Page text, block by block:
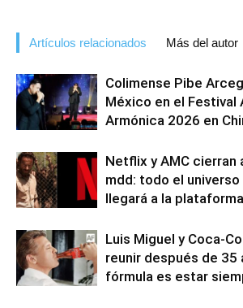
Artículos relacionados Más del autor
Colimense Pibe
México en el Festival
Armónica 2026 en
Netflix y AMC cierran
mdd: todo el universo
llegará a la
Luis Miguel y Coca-
reunir después de 35
fórmula es estar